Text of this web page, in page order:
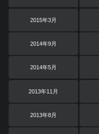
2015年3月
2014年9月
2014年5月
2013年11月
2013年8月